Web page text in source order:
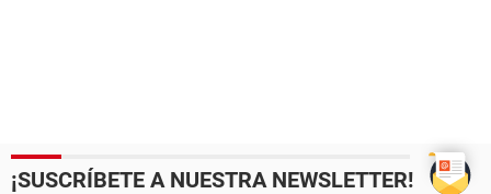
¡SUSCRÍBETE A NUESTRA NEWSLETTER!